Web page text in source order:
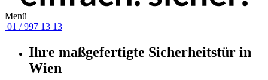
Menü
01 / 997 13 13
Ihre maßgefertigte Sicherheitstür in
Wien